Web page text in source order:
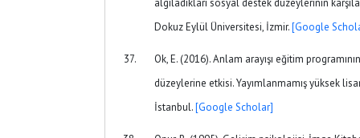
Dokuz Eylül Üniversitesi, İzmir.[Google
Ok, E. (2016). Anlam arayışı eğitim
düzeylerine etkisi. Yayımlanmamış yüksek
İstanbul.[Google Scholar]